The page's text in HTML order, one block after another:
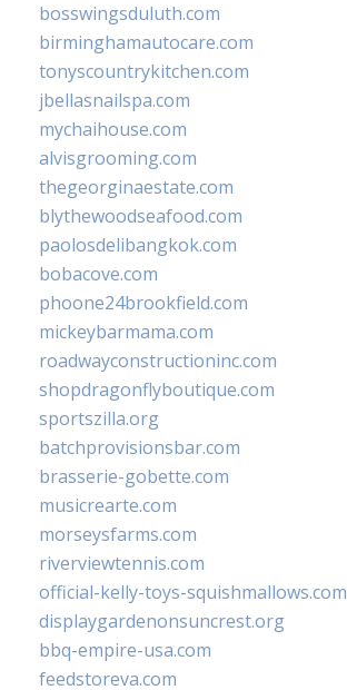
bosswingsduluth.com
birminghamautocare.com
tonyscountrykitchen.com
jbellasnailspa.com
mychaihouse.com
alvisgrooming.com
thegeorginaestate.com
blythewoodseafood.com
paolosdelibangkok.com
bobacove.com
phoone24brookfield.com
mickeybarmama.com
roadwayconstructioninc.com
shopdragonflyboutique.com
sportszilla.org
batchprovisionsbar.com
brasserie-gobette.com
musicrearte.com
morseysfarms.com
riverviewtennis.com
official-kelly-toys-squishmallows.com
displaygardenonsuncrest.org
bbq-empire-usa.com
feedstoreva.com